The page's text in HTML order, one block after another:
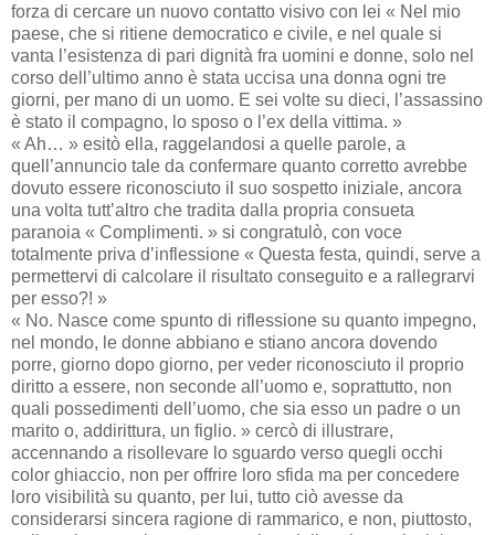
forza di cercare un nuovo contatto visivo con lei « Nel mio
paese, che si ritiene democratico e civile, e nel quale si
vanta l’esistenza di pari dignità fra uomini e donne, solo nel
corso dell’ultimo anno è stata uccisa una donna ogni tre
giorni, per mano di un uomo. E sei volte su dieci, l’assassino
è stato il compagno, lo sposo o l’ex della vittima. »
« Ah… » esitò ella, raggelandosi a quelle parole, a
quell’annuncio tale da confermare quanto corretto avrebbe
dovuto essere riconosciuto il suo sospetto iniziale, ancora
una volta tutt’altro che tradita dalla propria consueta
paranoia « Complimenti. » si congratulò, con voce
totalmente priva d’inflessione « Questa festa, quindi, serve a
permettervi di calcolare il risultato conseguito e a rallegrarvi
per esso?! »
« No. Nasce come spunto di riflessione su quanto impegno,
nel mondo, le donne abbiano e stiano ancora dovendo
porre, giorno dopo giorno, per veder riconosciuto il proprio
diritto a essere, non seconde all’uomo e, soprattutto, non
quali possedimenti dell’uomo, che sia esso un padre o un
marito o, addirittura, un figlio. » cercò di illustrare,
accennando a risollevare lo sguardo verso quegli occhi
color ghiaccio, non per offrire loro sfida ma per concedere
loro visibilità su quanto, per lui, tutto ciò avesse da
considerarsi sincera ragione di rammarico, e non, piuttosto,